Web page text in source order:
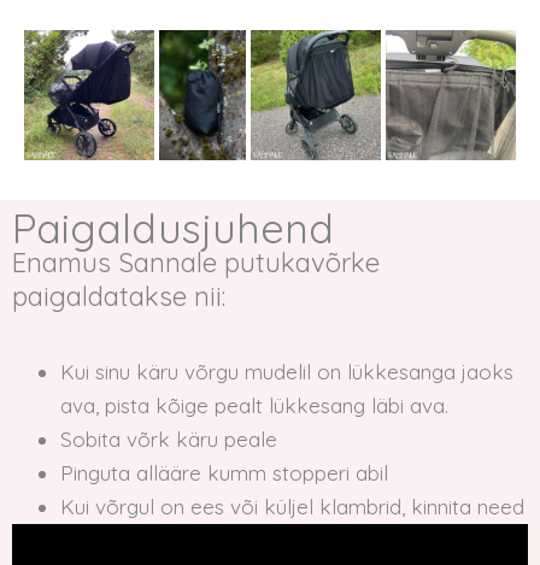
Paigaldusjuhend
Enamus Sannale putukavõrke
paigaldatakse nii:
Kui sinu käru võrgu mudelil on lükkesanga jaoks
ava, pista kõige pealt lükkesang läbi ava.
Sobita võrk käru peale
Pinguta allääre kumm stopperi abil
Kui võrgul on ees või küljel klambrid, kinnita need